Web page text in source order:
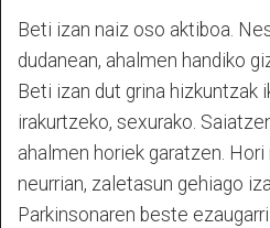
Beti izan naiz oso aktiboa.
dudanean, ahalmen handiko
Beti izan dut grina hizkuntzak
irakurtzeko, sexurako.
ahalmen horiek garatzen.
neurrian, zaletasun gehiago
Parkinsonaren beste